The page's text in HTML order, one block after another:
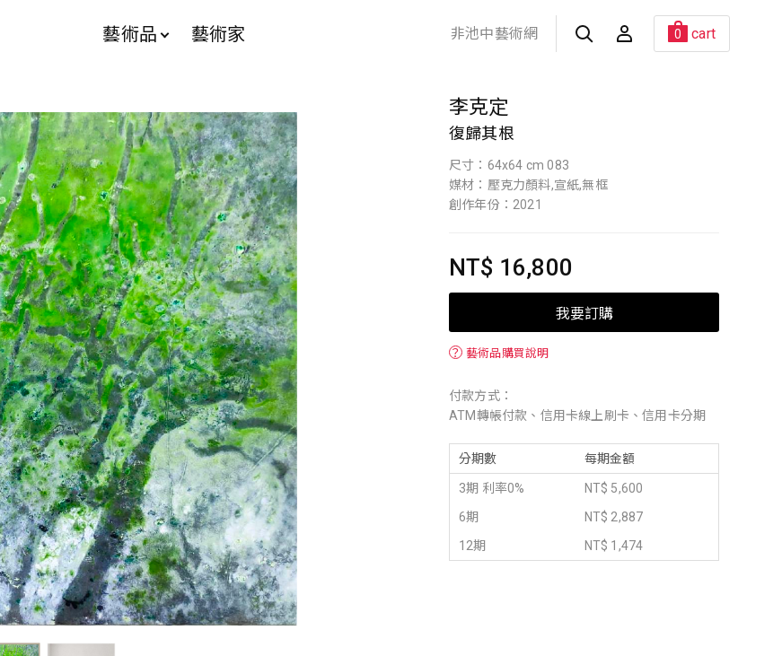
藝術品 藝術家 非池中藝術網 0 cart
李克定
復歸其根
尺寸：64x64 cm 083
媒材：壓克力顏料,宣紙,無框
創作年份：2021
NT$ 16,800
我要訂購
？ 藝術品購買說明
付款方式：
ATM轉帳付款、信用卡線上刷卡、信用卡分期
分期數 每期金額
3期 利率0%
NT$ 5,600
6期
NT$ 2,887
12期
NT$ 1,474